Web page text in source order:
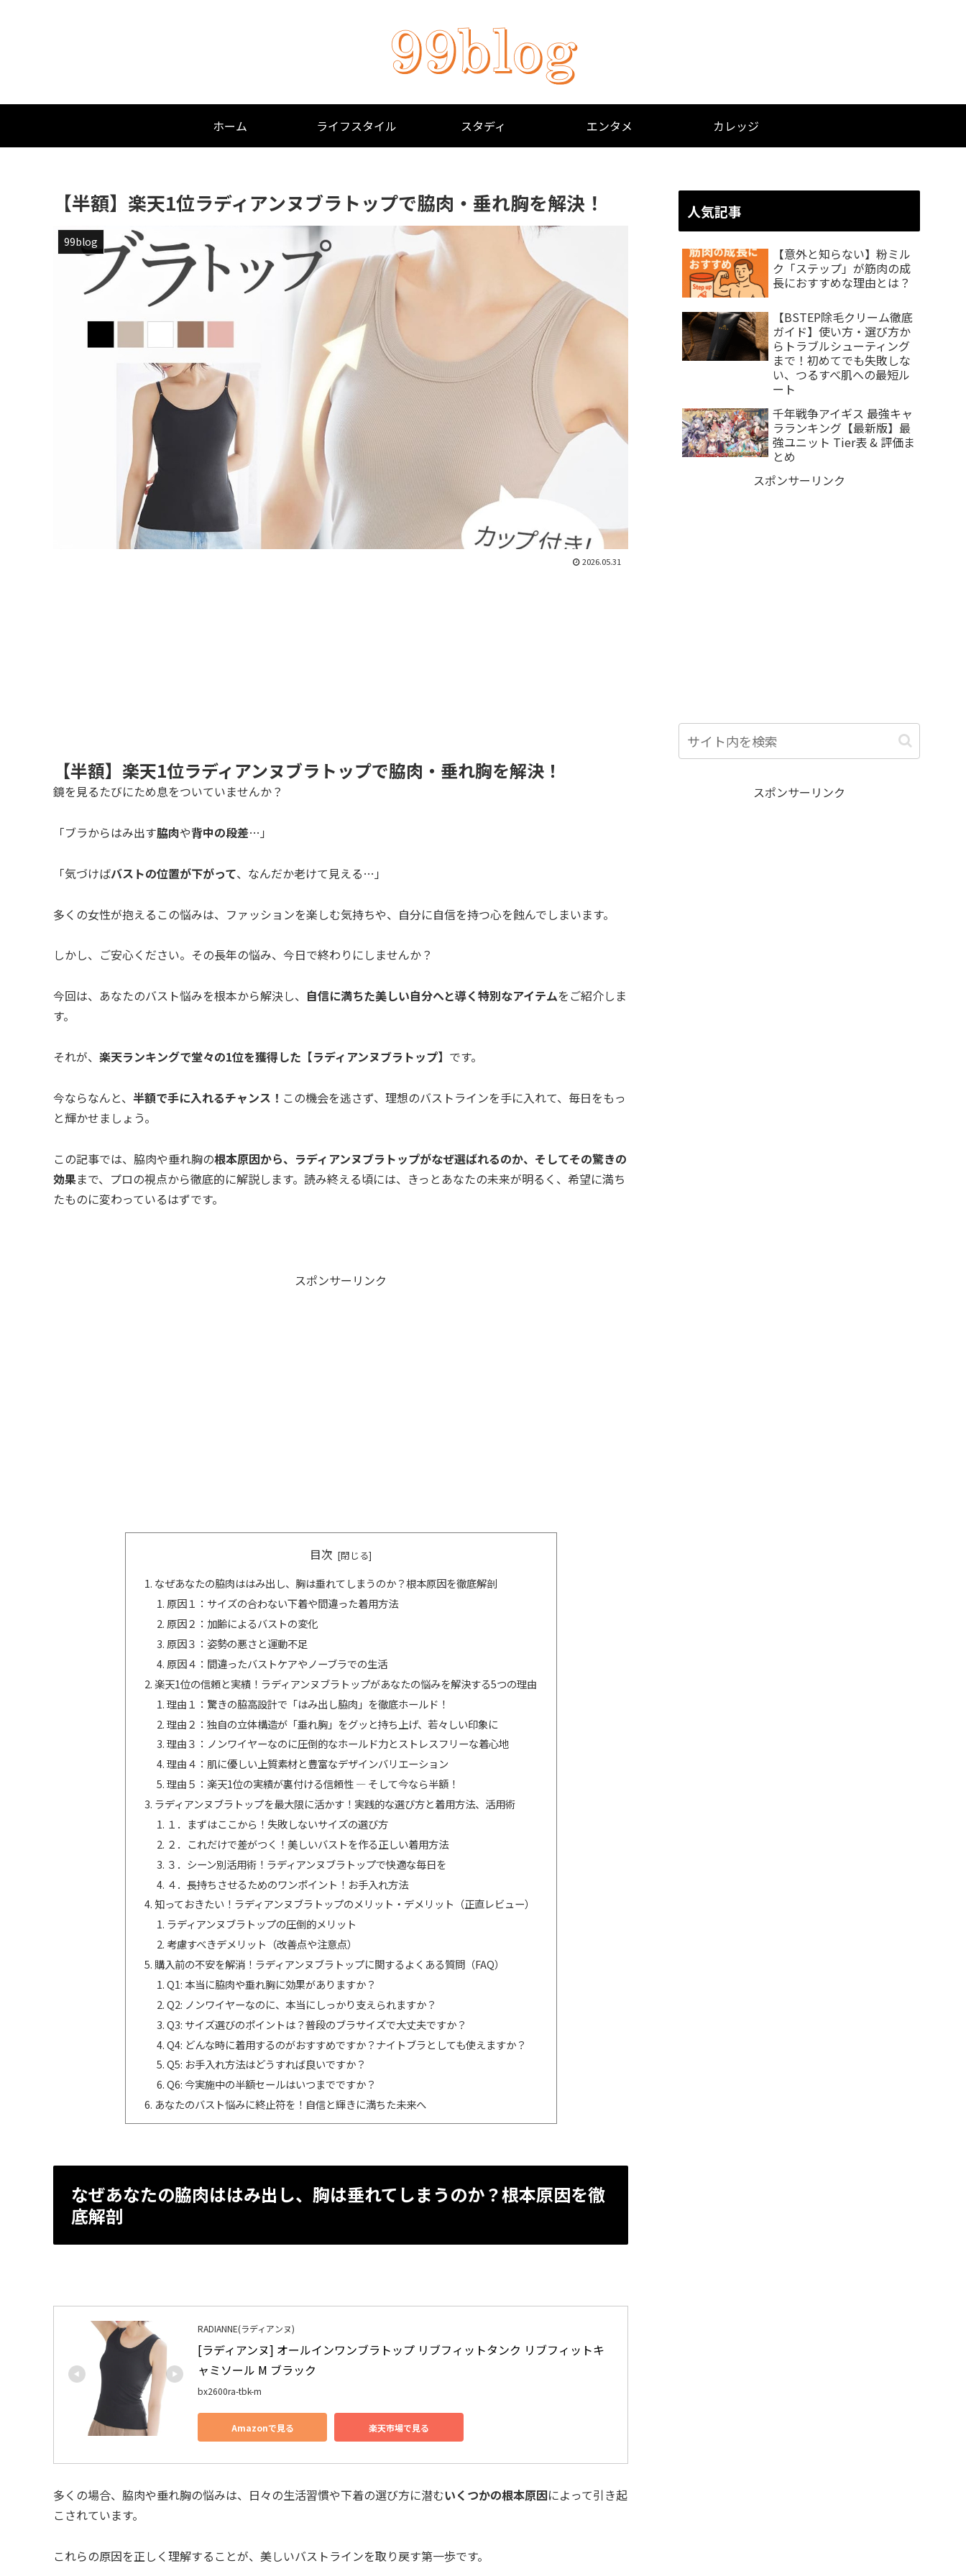
ホーム ライフスタイル スタディ エンタメ カレッジ
【半額】楽天1位ラディアンヌブラトップで脇肉・垂れ胸を解決！
99blog
2026.05.31
【半額】楽天1位ラディアンヌブラトップで脇肉・垂れ胸を解決！
鏡を見るたびにため息をついていませんか？
「ブラからはみ出す脇肉や背中の段差…」
「気づけばバストの位置が下がって、なんだか老けて見える…」
多くの女性が抱えるこの悩みは、ファッションを楽しむ気持ちや、自分に自信を持つ心を蝕んでしまいます。
しかし、ご安心ください。その長年の悩み、今日で終わりにしませんか？
今回は、あなたのバスト悩みを根本から解決し、 自信に満ちた美しい自分へと導く特別なアイテムをご紹介しま
す。
それが、 楽天ランキングで堂々の1位を獲得した【ラディアンヌブラトップ】 です。
今ならなんと、 半額で手に入れるチャンス！ この機会を逃さず、理想のバストラインを手に入れて、毎日をもっ
と輝かせましょう。
この記事では、脇肉や垂れ胸の根本原因から、ラディアンヌブラトップがなぜ選ばれるのか、そしてその驚きの
効果まで、プロの視点から徹底的に解説します。読み終える頃には、きっとあなたの未来が明るく、希望に満ち
たものに変わっているはずです。
スポンサーリンク
目次
なぜあなたの脇肉ははみ出し、胸は垂れてしまうのか？根本原因を徹底解剖
原因１：サイズの合わない下着や間違った着用方法
原因２：加齢によるバストの変化
原因３：姿勢の悪さと運動不足
原因４：間違ったバストケアやノーブラでの生活
楽天1位の信頼と実績！ラディアンヌブラトップがあなたの悩みを解決する5つの理由
理由１：驚きの脇高設計で「はみ出し脇肉」を徹底ホールド！
理由２：独自の立体構造が「垂れ胸」をグッと持ち上げ、若々しい印象に
理由３：ノンワイヤーなのに圧倒的なホールド力とストレスフリーな着心地
理由４：肌に優しい上質素材と豊富なデザインバリエーション
理由５：楽天1位の実績が裏付ける信頼性 — そして今なら半額！
ラディアンヌブラトップを最大限に活かす！実践的な選び方と着用方法、活用術
１．まずはここから！失敗しないサイズの選び方
２．これだけで差がつく！美しいバストを作る正しい着用方法
３．シーン別活用術！ラディアンヌブラトップで快適な毎日を
４．長持ちさせるためのワンポイント！お手入れ方法
知っておきたい！ラディアンヌブラトップのメリット・デメリット（正直レビュー）
ラディアンヌブラトップの圧倒的メリット
考慮すべきデメリット（改善点や注意点）
購入前の不安を解消！ラディアンヌブラトップに関するよくある質問（FAQ）
Q1: 本当に脇肉や垂れ胸に効果がありますか？
Q2: ノンワイヤーなのに、本当にしっかり支えられますか？
Q3: サイズ選びのポイントは？普段のブラサイズで大丈夫ですか？
Q4: どんな時に着用するのがおすすめですか？ナイトブラとしても使えますか？
Q5: お手入れ方法はどうすれば良いですか？
Q6: 今実施中の半額セールはいつまでですか？
あなたのバスト悩みに終止符を！自信と輝きに満ちた未来へ
なぜあなたの脇肉ははみ出し、胸は垂れてしまうのか？根本原因を徹
底解剖
RADIANNE(ラディアンヌ)
[ラディアンヌ] オールインワンブラトップ リブフィットタンク リブフィットキ
ャミソール M ブラック
bx2600ra-tbk-m
Amazonで見る 楽天市場で見る
多くの場合、脇肉や垂れ胸の悩みは、日々の生活習慣や下着の選び方に潜むいくつかの根本原因によって引き起
こされています。
これらの原因を正しく理解することが、美しいバストラインを取り戻す第一歩です。
人気記事
【意外と知らない】粉ミル
ク「ステップ」が筋肉の成
長におすすめな理由とは？
【BSTEP除毛クリーム徹底
ガイド】使い方・選び方か
らトラブルシューティング
まで！初めてでも失敗しな
い、つるすべ肌への最短ル
ート
千年戦争アイギス 最強キャ
ラランキング【最新版】最
強ユニット Tier表 & 評価ま
とめ
スポンサーリンク
スポンサーリンク